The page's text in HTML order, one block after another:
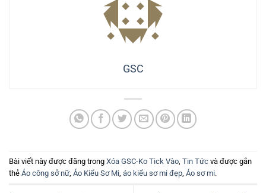
GSC
Bài viết này được đăng trong Xóa GSC-Ko Tick Vào Tin Tức và được gắn
thẻ Áo công sở nữ, Áo Kiểu Sơ Mi áo kiểu sơ mi đẹp Áo sơ mi.